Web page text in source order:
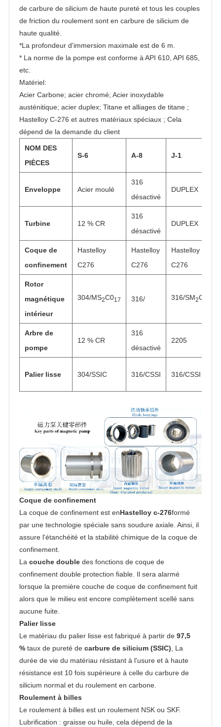
de carbure de silicium de haute pureté et tous les couples
de friction du roulement sont en carbure de silicium de
haute qualité.
*La profondeur d'immersion maximale est de 6 m.
* La norme de la pompe est conforme à API 610, API 685,
etc.
Matériel:
Acier Carbone; acier chromé; Acier inoxydable
austénitique; acier duplex; Titane et alliages de titane ;
Hastelloy C-276 et autres matériaux spéciaux ; Cela
dépend de la demande du client
NOM DES
PIÈCES
S-6 A-8 J-1
Enveloppe Acier moulé
316
désactivé
DUPLEX
Turbine 12 % CR
316
désactivé
DUPLEX
Coque de
confinement
Hastelloy
C276
Hastelloy
C276
Hastelloy
C276
Rotor
magnétique
intérieur
304/MS2C017 316/ 316/SM2C0
Arbre de
pompe
12 % CR
316
désactivé
2205
Palier lisse 304/SSIC 316/CSSI 316/CSSI
Coque de confinement
La coque de confinement est enHastelloy c-276formé
par une technologie spéciale sans soudure axiale. Ainsi, il
assure l'étanchéité et la stabilité chimique de la coque de
confinement.
La couche doubledes fonctions de coque de
confinement double protection fiable. Il sera alarmé
lorsque la première couche de coque de confinement fuit
alors que le milieu est encore complètement scellé sans
aucune fuite.
Palier lisse
Le matériau du palier lisse est fabriqué à partir de 97,5
% taux de pureté de carbure de silicium (SSIC), La
durée de vie du matériau résistant à l'usure et à haute
résistance est 10 fois supérieure à celle du carbure de
silicium normal et du roulement en carbone.
Roulement à billes
Le roulement à billes est un roulement NSK ou SKF.
Lubrification : graisse ou huile, cela dépend de la